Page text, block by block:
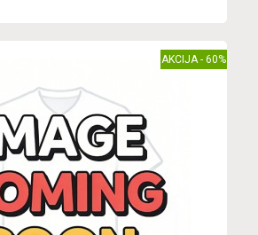
AKCIJA - 60%